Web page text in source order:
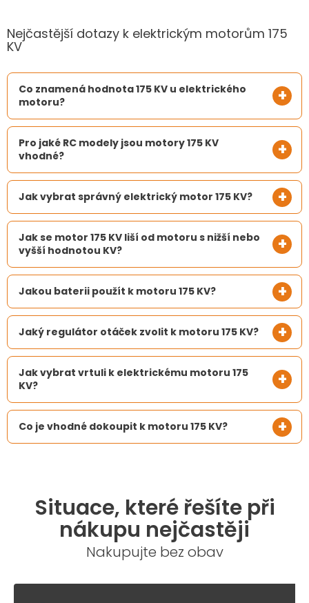
Nejčastější dotazy k elektrickým motorům 175
KV
Co znamená hodnota 175 KV u elektrického
motoru?
Pro jaké RC modely jsou motory 175 KV
vhodné?
Jak vybrat správný elektrický motor 175 KV?
Jak se motor 175 KV liší od motoru s nižší nebo
vyšší hodnotou KV?
Jakou baterii použít k motoru 175 KV?
Jaký regulátor otáček zvolit k motoru 175 KV?
Jak vybrat vrtuli k elektrickému motoru 175
KV?
Co je vhodné dokoupit k motoru 175 KV?
Situace, které řešíte při
nákupu nejčastěji
Nakupujte bez obav